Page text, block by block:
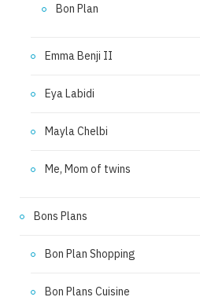
Bon Plan
Emma Benji II
Eya Labidi
Mayla Chelbi
Me, Mom of twins
Bons Plans
Bon Plan Shopping
Bon Plans Cuisine